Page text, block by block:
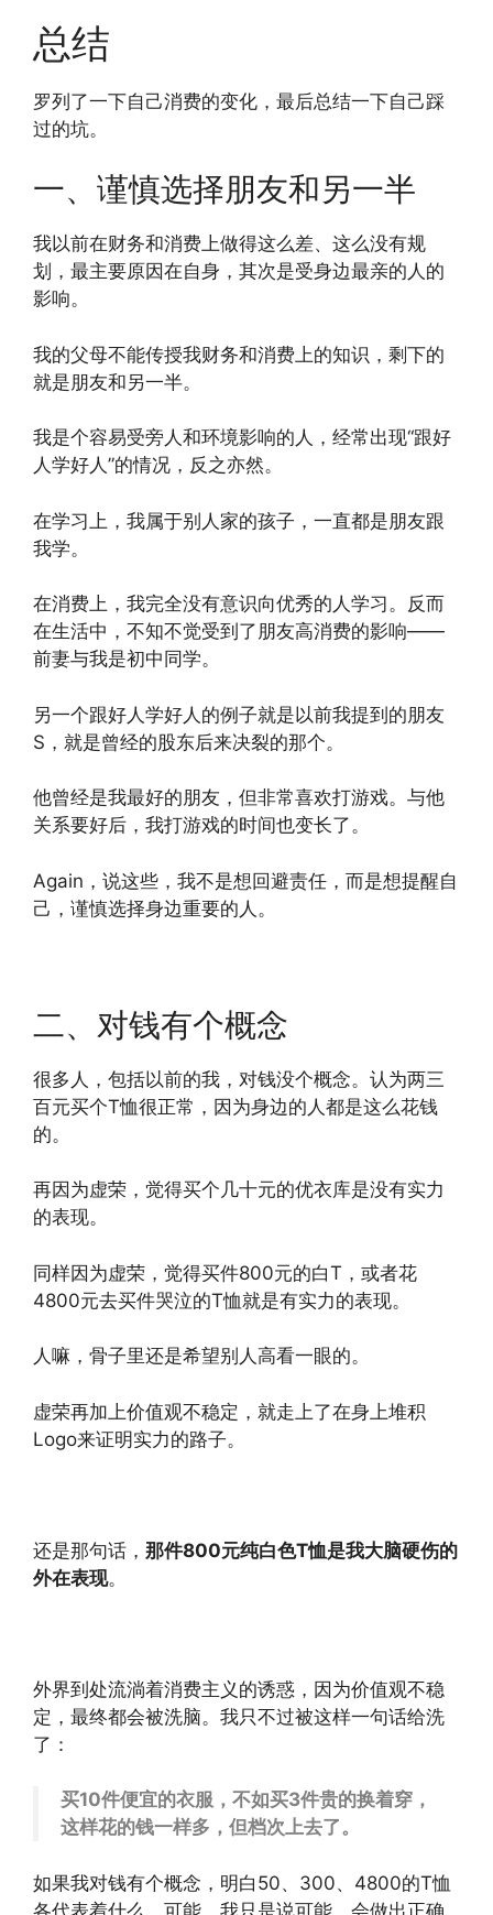
总结
罗列了一下自己消费的变化，最后总结一下自己踩
过的坑。
一、谨慎选择朋友和另一半
我以前在财务和消费上做得这么差、这么没有规
划，最主要原因在自身，其次是受身边最亲的人的
影响。
我的父母不能传授我财务和消费上的知识，剩下的
就是朋友和另一半。
我是个容易受旁人和环境影响的人，经常出现“跟好
人学好人”的情况，反之亦然。
在学习上，我属于别人家的孩子，一直都是朋友跟
我学。
在消费上，我完全没有意识向优秀的人学习。反而
在生活中，不知不觉受到了朋友高消费的影响——
前妻与我是初中同学。
另一个跟好人学好人的例子就是以前我提到的朋友
S，就是曾经的股东后来决裂的那个。
他曾经是我最好的朋友，但非常喜欢打游戏。与他
关系要好后，我打游戏的时间也变长了。
Again，说这些，我不是想回避责任，而是想提醒自
己，谨慎选择身边重要的人。
二、对钱有个概念
很多人，包括以前的我，对钱没个概念。认为两三
百元买个T恤很正常，因为身边的人都是这么花钱
的。
再因为虚荣，觉得买个几十元的优衣库是没有实力
的表现。
同样因为虚荣，觉得买件800元的白T，或者花
4800元去买件哭泣的T恤就是有实力的表现。
人嘛，骨子里还是希望别人高看一眼的。
虚荣再加上价值观不稳定，就走上了在身上堆积
Logo来证明实力的路子。
还是那句话， 那件800元纯白色T恤是我大脑硬伤的
外在表现。
外界到处流淌着消费主义的诱惑，因为价值观不稳
定，最终都会被洗脑。我只不过被这样一句话给洗
了：
买10件便宜的衣服，不如买3件贵的换着穿，
这样花的钱一样多，但档次上去了。
如果我对钱有个概念，明白50、300、4800的T恤
各代表着什么，可能，我只是说可能，会做出正确